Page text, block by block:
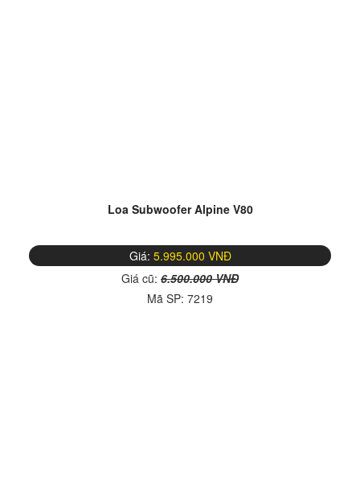
Loa Subwoofer Alpine V80
Giá: 5.995.000 VNĐ
Giá cũ: 6.500.000 VNĐ
Mã SP: 7219